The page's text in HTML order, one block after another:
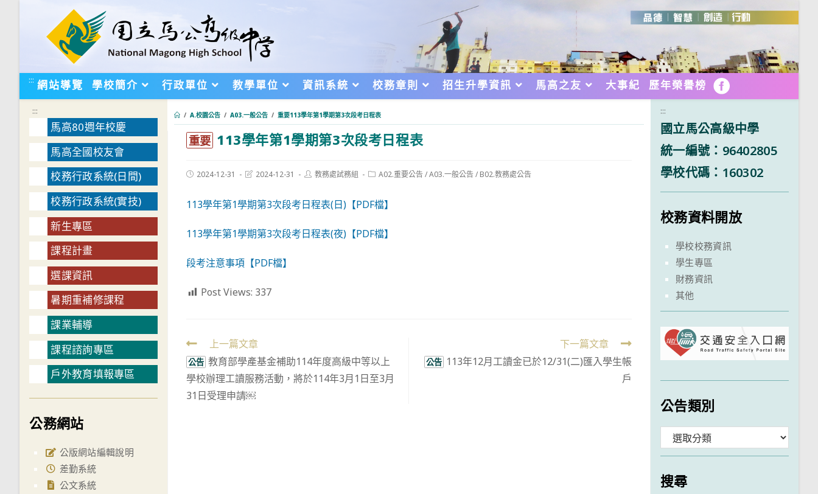
::: 網站導覽 學校簡介 行政單位 教學單位 資訊系統 校務章則 招生升學資訊 馬高之友 大事紀 歷年榮譽榜 FB
/ A.校園公告 / A03.一般公告 / 重要113學年第1學期第3次段考日程表
重要 113學年第1學期第3次段考日程表
Post2024-12-31
Post2024-12-31
Post教務處試務組
PostA02.重要公告/A03.一般公告/ B02.教務處公告
113學年第1學期第3次段考日程表(日)【PDF檔】
113學年第1學期第3次段考日程表(夜)【PDF檔】
段考注意事項【PDF檔】
Post Views: 337
Read
more
articles
上一篇文章
公告 教育部學產基金補助114年度高級中等以上
學校辦理工讀服務活動，將於114年3月1日至3月
31日受理申請￼
下一篇文章
公告 113年12月工讀金已於12/31(二)匯入學生帳
戶
:::
馬高80週年校慶
馬高全國校友會
校務行政系統(日間)
校務行政系統(實技)
新生專區
課程計畫
選課資訊
暑期重補修課程
課業輔導
課程諮詢專區
戶外教育填報專區
公務網站
公版網站編輯說明
差勤系統
公文系統
:::
國立馬公高級中學
統一編號：96402805
學校代碼：160302
校務資料開放
學校校務資訊
學生專區
財務資訊
其他
公告類別
類
搜尋